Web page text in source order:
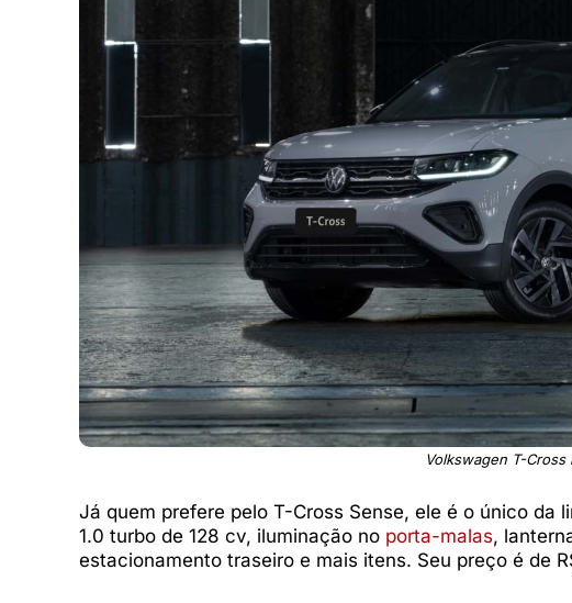
Volkswagen T-
Já quem prefere pelo T-Cross Sense, ele é o único
1.0 turbo de 128 cv, iluminação no porta-malas,
estacionamento traseiro e mais itens. Seu preço é de